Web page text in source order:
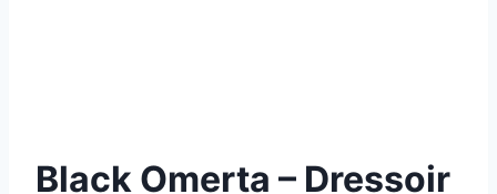
Black Omerta – Dressoir